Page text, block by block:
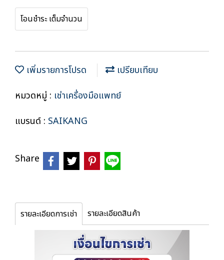
โอนชำระ เต็มจำนวน
เพิ่มรายการโปรด
เปรียบเทียบ
หมวดหมู่ : เช่าเครื่องมือแพทย์
แบรนด์ : SAIKANG
Share
รายละเอียดการเช่า รายละเอียดสินค้า